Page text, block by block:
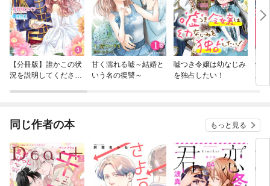
【分冊版】誰かこの状
況を説明してくださ
甘く濡れる嘘～結婚と
いう名の復讐～
嘘つき令嬢は幼なじみ
を独占したい！
飢
版】
同じ作者の本 もっと見る